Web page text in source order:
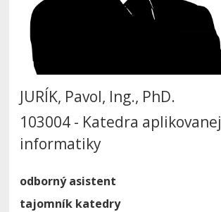
JURÍK, Pavol, Ing., PhD.
103004 - Katedra aplikovanej
informatiky
odborný asistent
tajomník katedry